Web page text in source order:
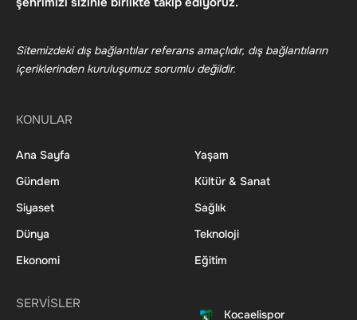
Sitemizdeki dış bağlantılar referans amaçlıdır, dış bağlantıların
içeriklerinden kuruluşumuz sorumlu değildir.
KONULAR
Ana Sayfa
Gündem
Siyaset
Dünya
Ekonomi
Yaşam
Kültür & Sanat
Sağlık
Teknoloji
Eğitim
SERVİSLER
Kocaelispor